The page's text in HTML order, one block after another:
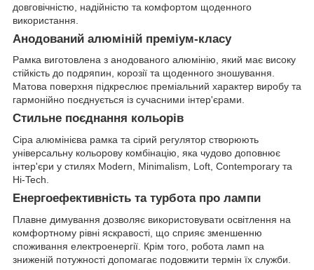
довговічністю, надійністю та комфортом щоденного
використання.
Анодований алюміній преміум-класу
Рамка виготовлена з анодованого алюмінію, який має високу
стійкість до подряпин, корозії та щоденного зношування.
Матова поверхня підкреслює преміальний характер виробу та
гармонійно поєднується із сучасними інтер'єрами.
Стильне поєднання кольорів
Сіра алюмінієва рамка та сірий регулятор створюють
універсальну кольорову комбінацію, яка чудово доповнює
інтер'єри у стилях Modern, Minimalism, Loft, Contemporary та
Hi-Tech.
Енергоефективність та турбота про лампи
Плавне димування дозволяє використовувати освітлення на
комфортному рівні яскравості, що сприяє зменшенню
споживання електроенергії. Крім того, робота ламп на
зниженій потужності допомагає подовжити термін їх служби.